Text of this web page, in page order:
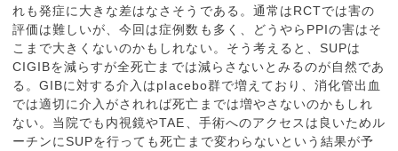
れも発症に大きな差はなさそうである。通常はRCTでは害の
評価は難しいが、今回は症例数も多く、どうやらPPIの害はそ
こまで大きくないのかもしれない。そう考えると、SUPは
CIGIBを減らすが全死亡までは減らさないとみるのが自然であ
る。GIBに対する介入はplacebo群で増えており、消化管出血
では適切に介入がされれば死亡までは増やさないのかもしれ
ない。当院でも内視鏡やTAE、手術へのアクセスは良いためル
ーチンにSUPを行っても死亡まで変わらないという結果が予